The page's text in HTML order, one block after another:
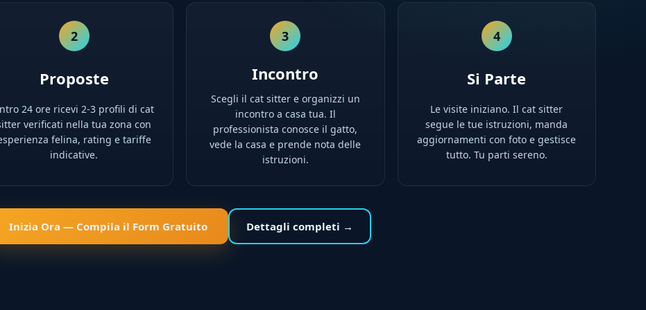
2
Proposte
24 ore ricevi 2-3 profili di cat
verificati nella tua zona con
felina, rating e tariffe
indicative.
3
Incontro
Scegli il cat sitter e organizzi un
incontro a casa tua. Il
professionista conosce il gatto,
vede la casa e prende nota delle
istruzioni.
4
Si Parte
Le visite iniziano. Il cat sitter
segue le tue istruzioni, manda
aggiornamenti con foto e gestisce
tutto. Tu parti sereno.
Inizia Ora — Compila il Form Gratuito Dettagli completi →